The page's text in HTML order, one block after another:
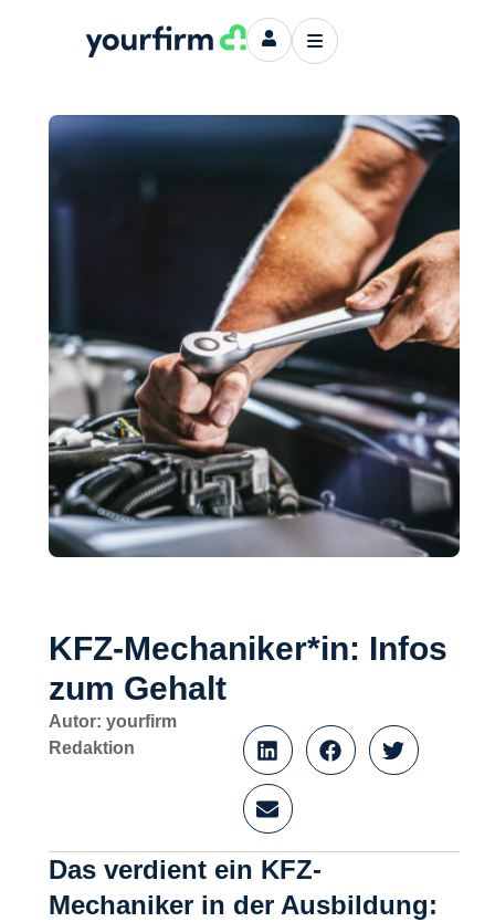
KFZ-Mechaniker*in:
Infos zum Gehalt
Autor: yourfirm
Redaktion
Das verdient ein KFZ-
Mechaniker in der